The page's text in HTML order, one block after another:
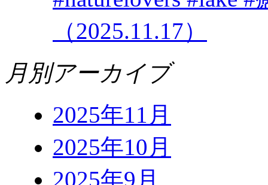
（2025.11.17）
月別アーカイブ
2025年11月
2025年10月
2025年9月